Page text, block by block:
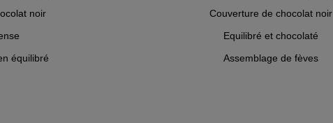
noir
équilibré
Couverture de chocolat noir
Equilibré et chocolaté
Assemblage de fèves